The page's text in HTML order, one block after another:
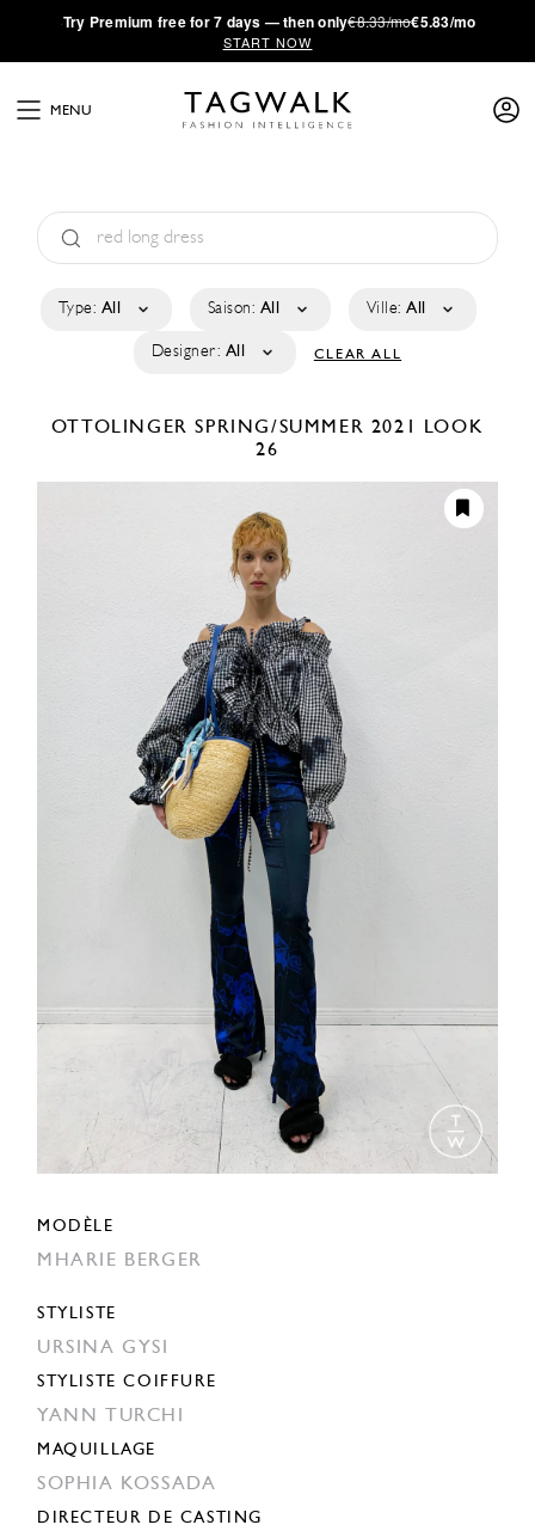
·Try Premium free for 7 days — then only€8.33/mo€5.83/mo
START NOW
MENU
Type: All Saison: All Ville: All
Designer: All CLEAR ALL
OTTOLINGERSPRING/SUMMER 2021
LOOK
26
MODÈLE
MHARIE BERGER
STYLISTE
URSINA GYSI
STYLISTE COIFFURE
YANN TURCHI
MAQUILLAGE
SOPHIA KOSSADA
DIRECTEUR DE CASTING